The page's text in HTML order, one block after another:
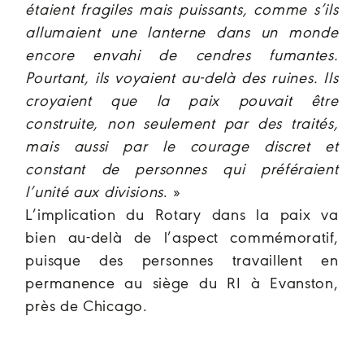
étaient fragiles mais puissants, comme s’ils
allumaient une lanterne dans un monde
encore envahi de cendres fumantes.
Pourtant, ils voyaient au-delà des ruines. Ils
croyaient que la paix pouvait être
construite, non seulement par des traités,
mais aussi par le courage discret et
constant de personnes qui préféraient
l’unité aux divisions. »
L’implication du Rotary dans la paix va
bien au-delà de l’aspect commémoratif,
puisque des personnes travaillent en
permanence au siège du RI à Evanston,
près de Chicago.